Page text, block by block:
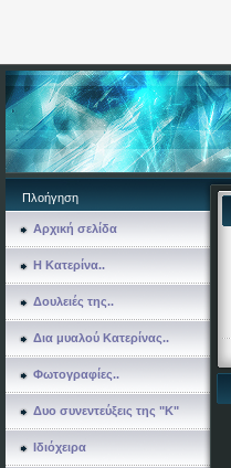
Πλοήγηση
Αρχική σελίδα
Η Κατερίνα..
Δουλειές της..
Δια μυαλού Κατερίνας..
Φωτογραφίες..
Δυο συνεντεύξεις της "Κ"
Ιδιόχειρα